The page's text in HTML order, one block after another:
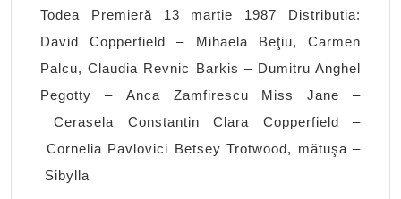
Todea Premieră 13 martie 1987 Distributia:
David Copperfield – Mihaela Beţiu, Carmen
Palcu, Claudia Revnic Barkis – Dumitru Anghel
Pegotty – Anca Zamfirescu Miss Jane –
Cerasela Constantin Clara Copperfield –
Cornelia Pavlovici Betsey Trotwood, mătuşa –
Sibylla